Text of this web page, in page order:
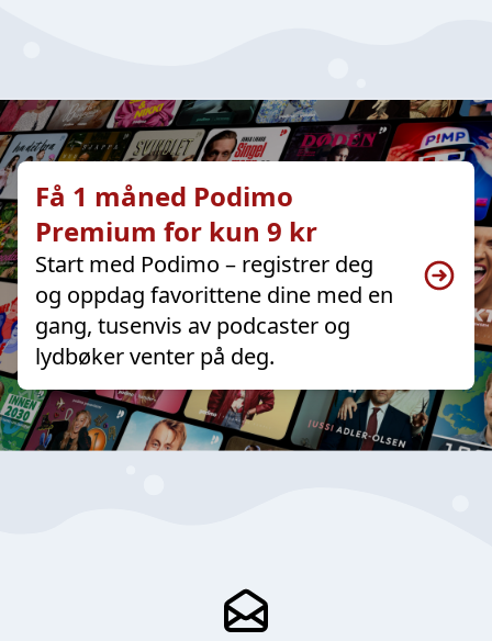
Få 1 måned Podimo
Premium for kun 9 kr
Start med Podimo – registrer deg
og oppdag favorittene dine med en
gang, tusenvis av podcaster og
lydbøker venter på deg.